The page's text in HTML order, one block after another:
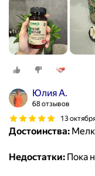
Юлия А.
68 отзывов
13
Достоинства:
Недостатки: Пока